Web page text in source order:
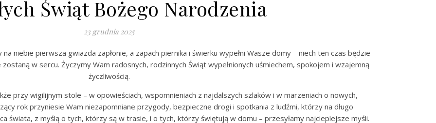
Świąt Bożego Narodzenia
23 grudnia 2025
niebie pierwsza gwiazda zapłonie, a zapach piernika i świerku wypełni Wasze domy – niech ten czas będzie
zostaną w sercu. Życzymy Wam radosnych, rodzinnych Świąt wypełnionych uśmiechem, spokojem i wzajemną
życzliwością.
przy wigilijnym stole – w opowieściach, wspomnieniach z najdalszych szlaków i w marzeniach o nowych,
rok przyniesie Wam niezapomniane przygody, bezpieczne drogi i spotkania z ludźmi, którzy na długo
świata, z myślą o tych, którzy są w trasie, i o tych, którzy świętują w domu – przesyłamy najcieplejsze myśli.